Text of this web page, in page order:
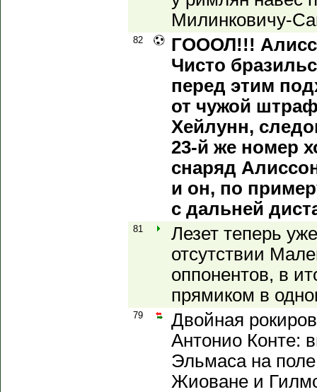
Милинковичу-
82
ГОООЛ!!!
Чисто
перед этим
от чужой
Хейлунн,
23-й же номер
снаряд
и он, по
с дальней
81
Лезет теперь
отсутствии
оппонентов, в
прямиком в
79
Двойная
Антонио Конте:
Эльмаса на
Жиоване и